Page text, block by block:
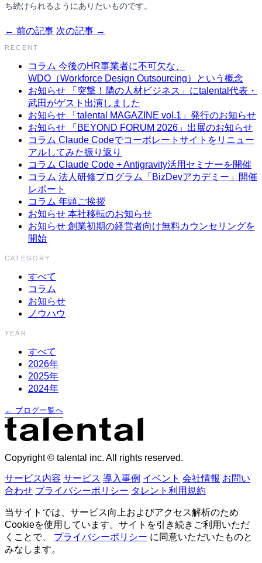
ち続けられるようにありたいものです。
← 前の記事 次の記事 →
RECENT
コラム 今後のHR事業者に不可欠な、
WDO（Workforce Design Outsourcing）という概念
お知らせ 「突撃！隣の人材ビジネス」にtalental代表・
武田がゲスト出演しました
お知らせ 「talental MAGAZINE vol.1」発行のお知らせ
お知らせ 「BEYOND FORUM 2026」出展のお知らせ
コラム Claude Codeでコーポレートサイトをリニュー
アルしてみた振り返り
コラム Claude Code + Antigravity活用セミナーを開催
コラム 法人研修プログラム「BizDevアカデミー」開催
レポート
コラム 年頭ご挨拶
お知らせ 本社移転のお知らせ
お知らせ 創業初期の経営者向け無料カウンセリングを
開始
CATEGORY
すべて
コラム
お知らせ
ノウハウ
YEAR
すべて
2026年
2025年
2024年
← ブログ一覧へ
Copyright © talental inc. All rights reserved.
サービス内容 サービス 導入事例 イベント 会社情報 お問い
合わせ プライバシーポリシー タレント利用規約
当サイトでは、サービス向上およびアクセス解析のため
Cookieを使用しています。サイトを引き続きご利用いただ
くことで、 プライバシーポリシー に同意いただいたものと
みなします。